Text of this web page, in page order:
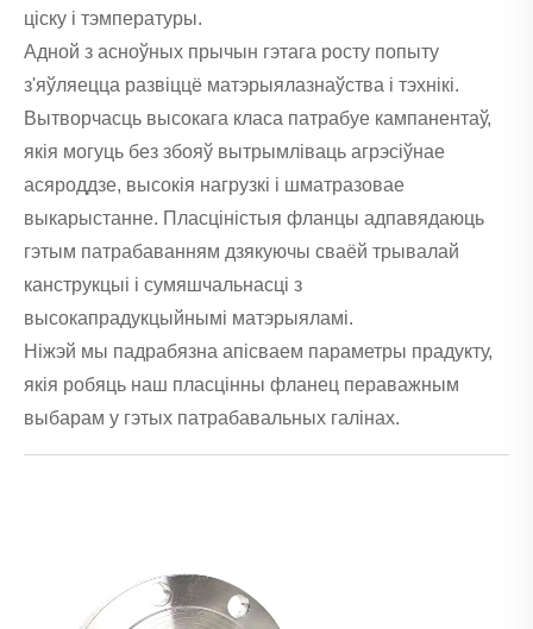
ціску і тэмпературы.
Адной з асноўных прычын гэтага росту попыту
з'яўляецца развіццё матэрыялазнаўства і тэхнікі.
Вытворчасць высокага класа патрабуе кампанентаў,
якія могуць без збояў вытрымліваць агрэсіўнае
асяроддзе, высокія нагрузкі і шматразовае
выкарыстанне. Пласціністыя фланцы адпавядаюць
гэтым патрабаванням дзякуючы сваёй трывалай
канструкцыі і сумяшчальнасці з
высокапрадукцыйнымі матэрыяламі.
Ніжэй мы падрабязна апісваем параметры прадукту,
якія робяць наш пласцінны фланец пераважным
выбарам у гэтых патрабавальных галінах.